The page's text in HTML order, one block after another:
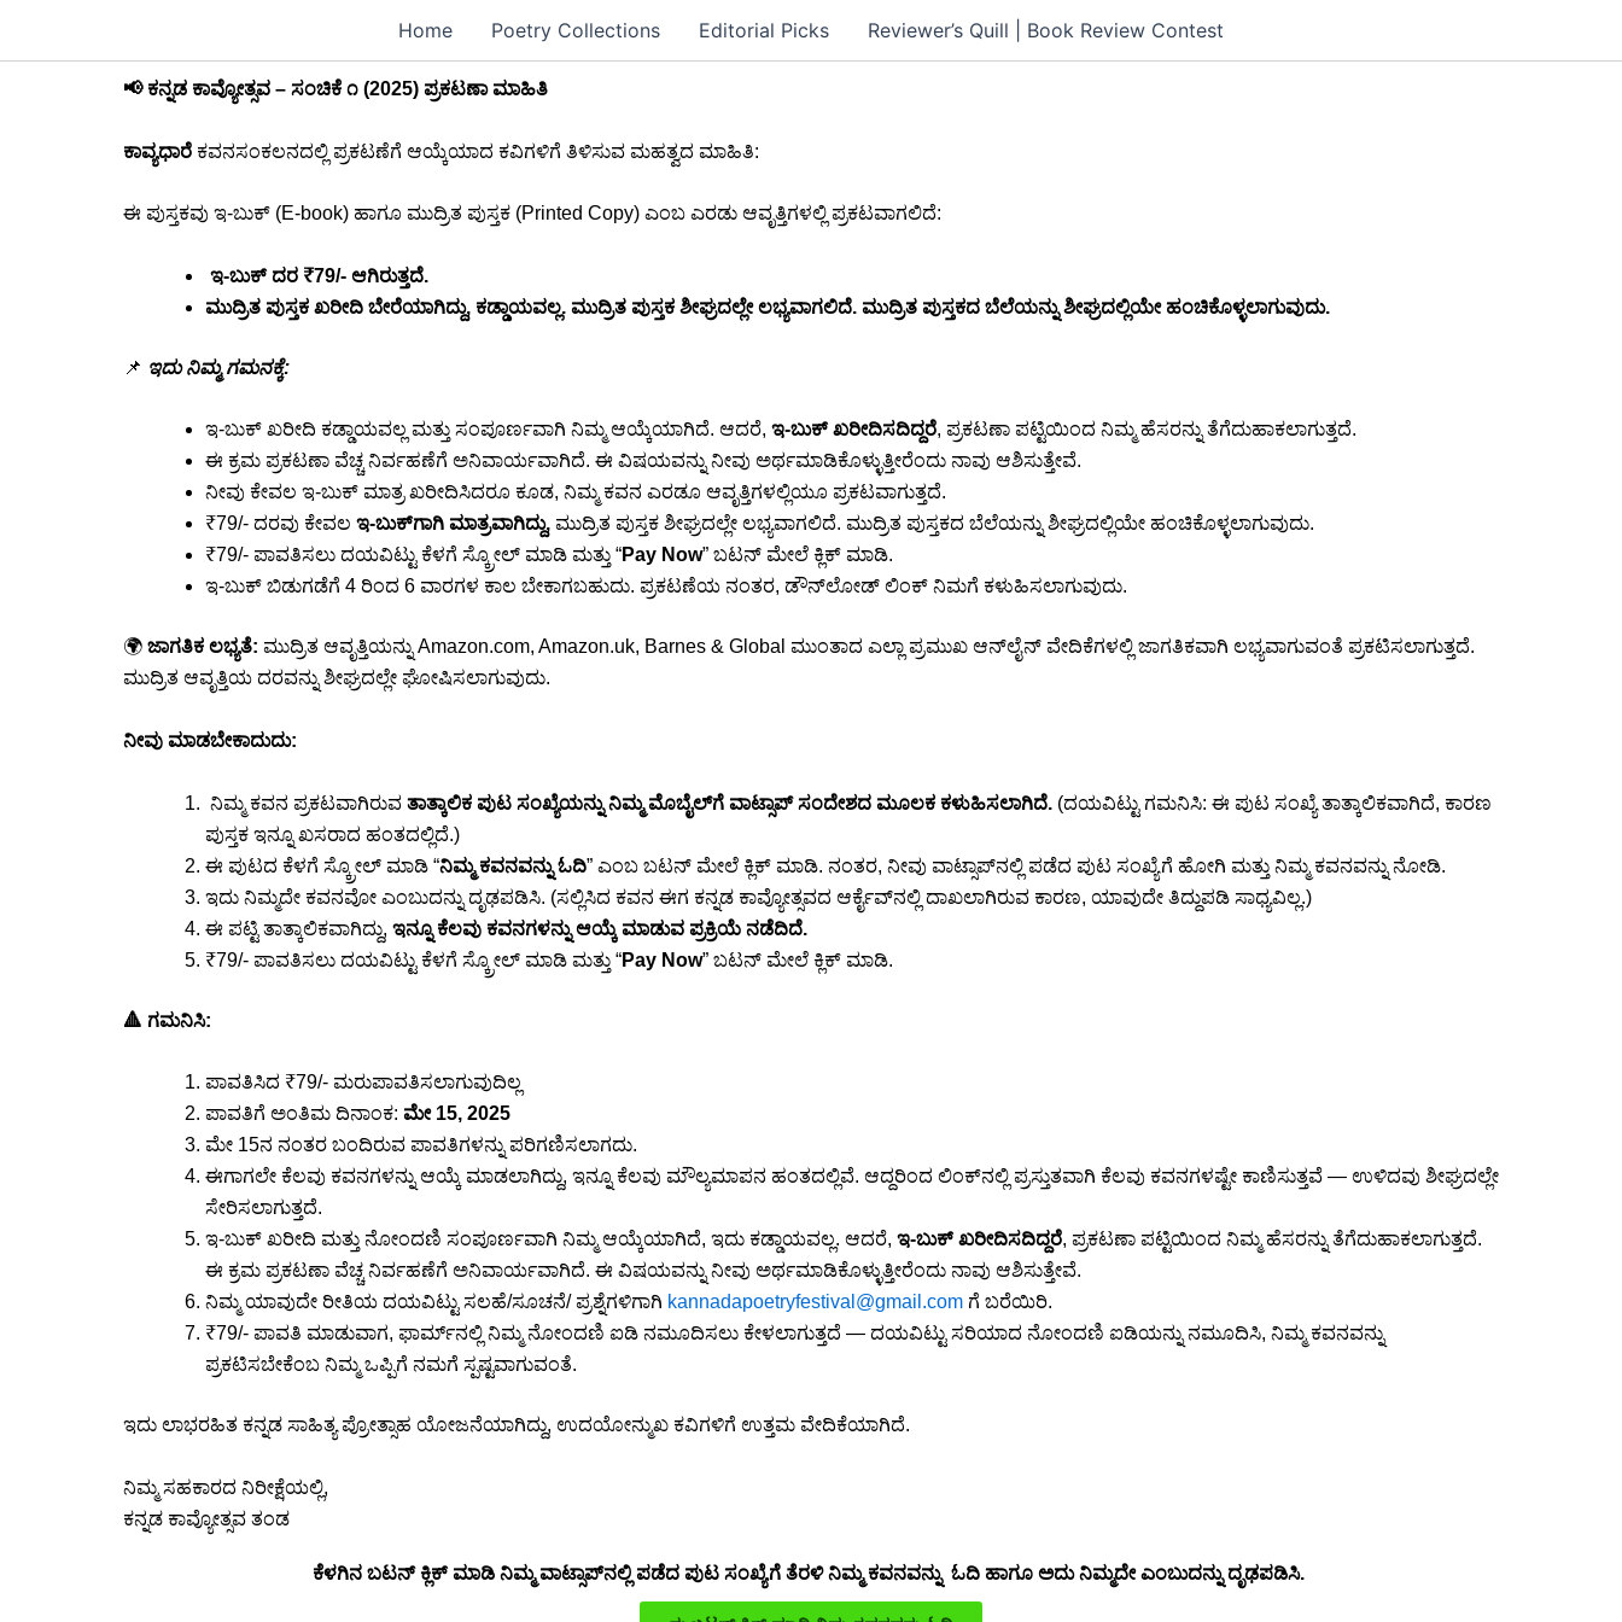
Home Poetry Collections Editorial Picks Reviewer’s Quill | Book Review Contest
📢 ಕನ್ನಡ ಕಾವ್ಯೋತ್ಸವ – ಸಂಚಿಕೆ ೧ (2025) ಪ್ರಕಟಣಾ ಮಾಹಿತಿ
ಕಾವ್ಯಧಾರೆ ಕವನಸಂಕಲನದಲ್ಲಿ ಪ್ರಕಟಣೆಗೆ ಆಯ್ಕೆಯಾದ ಕವಿಗಳಿಗೆ ತಿಳಿಸುವ ಮಹತ್ವದ ಮಾಹಿತಿ:
ಈ ಪುಸ್ತಕವು ಇ-ಬುಕ್ (E-book) ಹಾಗೂ ಮುದ್ರಿತ ಪುಸ್ತಕ (Printed Copy) ಎಂಬ ಎರಡು ಆವೃತ್ತಿಗಳಲ್ಲಿ ಪ್ರಕಟವಾಗಲಿದೆ:
ಇ-ಬುಕ್ ದರ ₹79/- ಆಗಿರುತ್ತದೆ.
ಮುದ್ರಿತ ಪುಸ್ತಕ ಖರೀದಿ ಬೇರೆಯಾಗಿದ್ದು, ಕಡ್ಡಾಯವಲ್ಲ. ಮುದ್ರಿತ ಪುಸ್ತಕ ಶೀಘ್ರದಲ್ಲೇ ಲಭ್ಯವಾಗಲಿದೆ. ಮುದ್ರಿತ ಪುಸ್ತಕದ ಬೆಲೆಯನ್ನು ಶೀಘ್ರದಲ್ಲಿಯೇ ಹಂಚಿಕೊಳ್ಳಲಾಗುವುದು.
📌 ಇದು ನಿಮ್ಮ ಗಮನಕ್ಕೆ:
ಇ-ಬುಕ್ ಖರೀದಿ ಕಡ್ಡಾಯವಲ್ಲ ಮತ್ತು ಸಂಪೂರ್ಣವಾಗಿ ನಿಮ್ಮ ಆಯ್ಕೆಯಾಗಿದೆ. ಆದರೆ, ಇ-ಬುಕ್ ಖರೀದಿಸದಿದ್ದರೆ, ಪ್ರಕಟಣಾ ಪಟ್ಟಿಯಿಂದ ನಿಮ್ಮ ಹೆಸರನ್ನು ತೆಗೆದುಹಾಕಲಾಗುತ್ತದೆ.
ಈ ಕ್ರಮ ಪ್ರಕಟಣಾ ವೆಚ್ಚ ನಿರ್ವಹಣೆಗೆ ಅನಿವಾರ್ಯವಾಗಿದೆ. ಈ ವಿಷಯವನ್ನು ನೀವು ಅರ್ಥಮಾಡಿಕೊಳ್ಳುತ್ತೀರೆಂದು ನಾವು ಆಶಿಸುತ್ತೇವೆ.
ನೀವು ಕೇವಲ ಇ-ಬುಕ್ ಮಾತ್ರ ಖರೀದಿಸಿದರೂ ಕೂಡ, ನಿಮ್ಮ ಕವನ ಎರಡೂ ಆವೃತ್ತಿಗಳಲ್ಲಿಯೂ ಪ್ರಕಟವಾಗುತ್ತದೆ.
₹79/- ದರವು ಕೇವಲ ಇ-ಬುಕ್‌ಗಾಗಿ ಮಾತ್ರವಾಗಿದ್ದು, ಮುದ್ರಿತ ಪುಸ್ತಕ ಶೀಘ್ರದಲ್ಲೇ ಲಭ್ಯವಾಗಲಿದೆ. ಮುದ್ರಿತ ಪುಸ್ತಕದ ಬೆಲೆಯನ್ನು ಶೀಘ್ರದಲ್ಲಿಯೇ ಹಂಚಿಕೊಳ್ಳಲಾಗುವುದು.
₹79/- ಪಾವತಿಸಲು ದಯವಿಟ್ಟು ಕೆಳಗೆ ಸ್ಕ್ರೋಲ್ ಮಾಡಿ ಮತ್ತು “Pay Now” ಬಟನ್‌ ಮೇಲೆ ಕ್ಲಿಕ್ ಮಾಡಿ.
ಇ-ಬುಕ್ ಬಿಡುಗಡೆಗೆ 4 ರಿಂದ 6 ವಾರಗಳ ಕಾಲ ಬೇಕಾಗಬಹುದು. ಪ್ರಕಟಣೆಯ ನಂತರ, ಡೌನ್‌ಲೋಡ್ ಲಿಂಕ್ ನಿಮಗೆ ಕಳುಹಿಸಲಾಗುವುದು.
🌍 ಜಾಗತಿಕ ಲಭ್ಯತೆ: ಮುದ್ರಿತ ಆವೃತ್ತಿಯನ್ನು Amazon.com, Amazon.uk, Barnes & Global ಮುಂತಾದ ಎಲ್ಲಾ ಪ್ರಮುಖ ಆನ್‌ಲೈನ್ ವೇದಿಕೆಗಳಲ್ಲಿ ಜಾಗತಿಕವಾಗಿ ಲಭ್ಯವಾಗುವಂತೆ ಪ್ರಕಟಿಸಲಾಗುತ್ತದೆ.
ಮುದ್ರಿತ ಆವೃತ್ತಿಯ ದರವನ್ನು ಶೀಘ್ರದಲ್ಲೇ ಘೋಷಿಸಲಾಗುವುದು.
ನೀವು ಮಾಡಬೇಕಾದುದು:
ನಿಮ್ಮ ಕವನ ಪ್ರಕಟವಾಗಿರುವ ತಾತ್ಕಾಲಿಕ ಪುಟ ಸಂಖ್ಯೆಯನ್ನು ನಿಮ್ಮ ಮೊಬೈಲ್‌ಗೆ ವಾಟ್ಸಾಪ್ ಸಂದೇಶದ ಮೂಲಕ ಕಳುಹಿಸಲಾಗಿದೆ. (ದಯವಿಟ್ಟು ಗಮನಿಸಿ: ಈ ಪುಟ ಸಂಖ್ಯೆ ತಾತ್ಕಾಲಿಕವಾಗಿದೆ, ಕಾರಣ
ಪುಸ್ತಕ ಇನ್ನೂ ಖಸರಾದ ಹಂತದಲ್ಲಿದೆ.)
ಈ ಪುಟದ ಕೆಳಗೆ ಸ್ಕ್ರೋಲ್ ಮಾಡಿ “ನಿಮ್ಮ ಕವನವನ್ನು ಓದಿ” ಎಂಬ ಬಟನ್‌ ಮೇಲೆ ಕ್ಲಿಕ್ ಮಾಡಿ. ನಂತರ, ನೀವು ವಾಟ್ಸಾಪ್‌ನಲ್ಲಿ ಪಡೆದ ಪುಟ ಸಂಖ್ಯೆಗೆ ಹೋಗಿ ಮತ್ತು ನಿಮ್ಮ ಕವನವನ್ನು ನೋಡಿ.
ಇದು ನಿಮ್ಮದೇ ಕವನವೋ ಎಂಬುದನ್ನು ದೃಢಪಡಿಸಿ. (ಸಲ್ಲಿಸಿದ ಕವನ ಈಗ ಕನ್ನಡ ಕಾವ್ಯೋತ್ಸವದ ಆರ್ಕೈವ್‌ನಲ್ಲಿ ದಾಖಲಾಗಿರುವ ಕಾರಣ, ಯಾವುದೇ ತಿದ್ದುಪಡಿ ಸಾಧ್ಯವಿಲ್ಲ.)
ಈ ಪಟ್ಟಿ ತಾತ್ಕಾಲಿಕವಾಗಿದ್ದು, ಇನ್ನೂ ಕೆಲವು ಕವನಗಳನ್ನು ಆಯ್ಕೆ ಮಾಡುವ ಪ್ರಕ್ರಿಯೆ ನಡೆದಿದೆ.
₹79/- ಪಾವತಿಸಲು ದಯವಿಟ್ಟು ಕೆಳಗೆ ಸ್ಕ್ರೋಲ್ ಮಾಡಿ ಮತ್ತು “Pay Now” ಬಟನ್‌ ಮೇಲೆ ಕ್ಲಿಕ್ ಮಾಡಿ.
🔺 ಗಮನಿಸಿ:
ಪಾವತಿಸಿದ ₹79/- ಮರುಪಾವತಿಸಲಾಗುವುದಿಲ್ಲ
ಪಾವತಿಗೆ ಅಂತಿಮ ದಿನಾಂಕ: ಮೇ 15, 2025
ಮೇ 15ನ ನಂತರ ಬಂದಿರುವ ಪಾವತಿಗಳನ್ನು ಪರಿಗಣಿಸಲಾಗದು.
ಈಗಾಗಲೇ ಕೆಲವು ಕವನಗಳನ್ನು ಆಯ್ಕೆ ಮಾಡಲಾಗಿದ್ದು, ಇನ್ನೂ ಕೆಲವು ಮೌಲ್ಯಮಾಪನ ಹಂತದಲ್ಲಿವೆ. ಆದ್ದರಿಂದ ಲಿಂಕ್‌ನಲ್ಲಿ ಪ್ರಸ್ತುತವಾಗಿ ಕೆಲವು ಕವನಗಳಷ್ಟೇ ಕಾಣಿಸುತ್ತವೆ — ಉಳಿದವು ಶೀಘ್ರದಲ್ಲೇ
ಸೇರಿಸಲಾಗುತ್ತದೆ.
ಇ-ಬುಕ್ ಖರೀದಿ ಮತ್ತು ನೋಂದಣಿ ಸಂಪೂರ್ಣವಾಗಿ ನಿಮ್ಮ ಆಯ್ಕೆಯಾಗಿದೆ, ಇದು ಕಡ್ಡಾಯವಲ್ಲ. ಆದರೆ, ಇ-ಬುಕ್ ಖರೀದಿಸದಿದ್ದರೆ, ಪ್ರಕಟಣಾ ಪಟ್ಟಿಯಿಂದ ನಿಮ್ಮ ಹೆಸರನ್ನು ತೆಗೆದುಹಾಕಲಾಗುತ್ತದೆ.
ಈ ಕ್ರಮ ಪ್ರಕಟಣಾ ವೆಚ್ಚ ನಿರ್ವಹಣೆಗೆ ಅನಿವಾರ್ಯವಾಗಿದೆ. ಈ ವಿಷಯವನ್ನು ನೀವು ಅರ್ಥಮಾಡಿಕೊಳ್ಳುತ್ತೀರೆಂದು ನಾವು ಆಶಿಸುತ್ತೇವೆ.
ನಿಮ್ಮ ಯಾವುದೇ ರೀತಿಯ ದಯವಿಟ್ಟು ಸಲಹೆ/ಸೂಚನೆ/ ಪ್ರಶ್ನೆಗಳಿಗಾಗಿ kannadapoetryfestival@gmail.com ಗೆ ಬರೆಯಿರಿ.
₹79/- ಪಾವತಿ ಮಾಡುವಾಗ, ಫಾರ್ಮ್‌ನಲ್ಲಿ ನಿಮ್ಮ ನೋಂದಣಿ ಐಡಿ ನಮೂದಿಸಲು ಕೇಳಲಾಗುತ್ತದೆ — ದಯವಿಟ್ಟು ಸರಿಯಾದ ನೋಂದಣಿ ಐಡಿಯನ್ನು ನಮೂದಿಸಿ, ನಿಮ್ಮ ಕವನವನ್ನು
ಪ್ರಕಟಿಸಬೇಕೆಂಬ ನಿಮ್ಮ ಒಪ್ಪಿಗೆ ನಮಗೆ ಸ್ಪಷ್ಟವಾಗುವಂತೆ.
ಇದು ಲಾಭರಹಿತ ಕನ್ನಡ ಸಾಹಿತ್ಯ ಪ್ರೋತ್ಸಾಹ ಯೋಜನೆಯಾಗಿದ್ದು, ಉದಯೋನ್ಮುಖ ಕವಿಗಳಿಗೆ ಉತ್ತಮ ವೇದಿಕೆಯಾಗಿದೆ.
ನಿಮ್ಮ ಸಹಕಾರದ ನಿರೀಕ್ಷೆಯಲ್ಲಿ,
ಕನ್ನಡ ಕಾವ್ಯೋತ್ಸವ ತಂಡ
ಕೆಳಗಿನ ಬಟನ್ ಕ್ಲಿಕ್ ಮಾಡಿ ನಿಮ್ಮ ವಾಟ್ಸಾಪ್‌ನಲ್ಲಿ ಪಡೆದ ಪುಟ ಸಂಖ್ಯೆಗೆ ತೆರಳಿ ನಿಮ್ಮ ಕವನವನ್ನು ಓದಿ ಹಾಗೂ ಅದು ನಿಮ್ಮದೇ ಎಂಬುದನ್ನು ದೃಢಪಡಿಸಿ.